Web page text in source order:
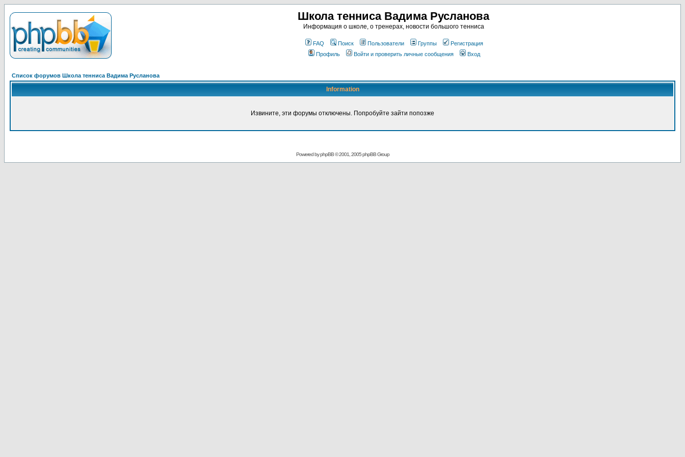
Школа тенниса Вадима Русланова
Информация о школе, о тренерах, новости большого тенниса
FAQ Поиск Пользователи Группы
Регистрация
Профиль
Войти и проверить личные сообщения Вход
Список форумов Школа тенниса Вадима Русланова
Information
Извините, эти форумы отключены. Попробуйте зайти попозже
Powered byphpBB© 2001, 2005 phpBB Group